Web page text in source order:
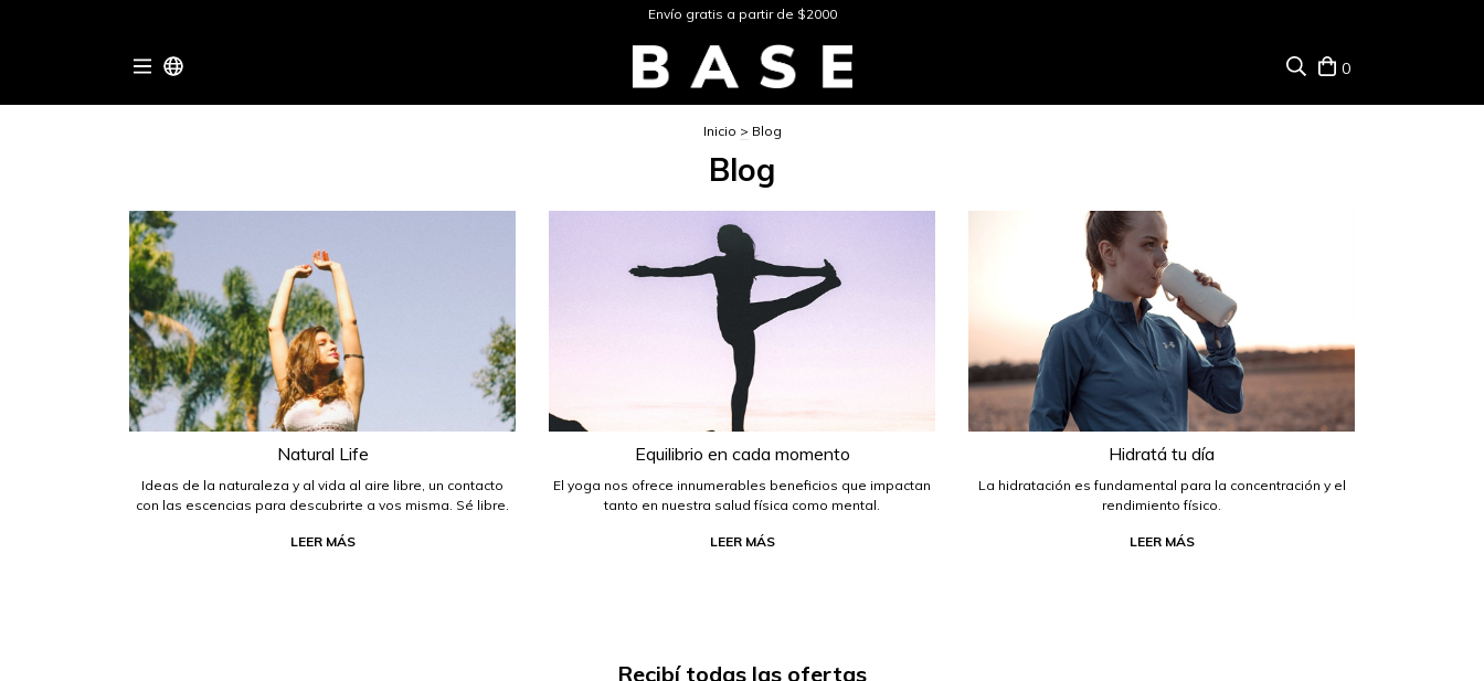
Envío gratis a partir de $2000
0
Inicio > Blog
Blog
Natural Life
Ideas de la naturaleza y al vida al aire libre, un contacto
con las escencias para descubrirte a vos misma. Sé libre.
LEER MÁS
Equilibrio en cada momento
El yoga nos ofrece innumerables beneficios que impactan
tanto en nuestra salud física como mental.
LEER MÁS
Hidratá tu día
La hidratación es fundamental para la concentración y el
rendimiento físico.
LEER MÁS
Recibí todas las ofertas